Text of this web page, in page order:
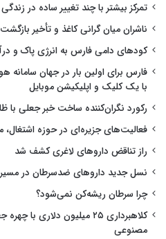
تمرکز بیشتر با چند تغییر ساده در
ناشران میان گرانی کاغذ و تأخیر بازگشت
کودهای دامی فارس به انرژی پاک و
فارس برای اولین بار در جهان سامانه
با یک کلیک و اپلیکیشن موبایل
رکورد نگران‌کننده ساخت خبر جعلی
فعالیت‌های جزیره‌ای در حوزه
راز تناقض داروهای لاغری کشف شد
نسل جدید داروهای ضدسرطان در مسیر
چرا سرطان ریشه‌کن نمی‌شود؟
کلاهبرداری ۲۵ میلیون
مصنوعی